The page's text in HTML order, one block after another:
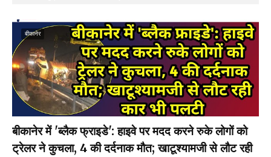
बीकानेर
बीकानेर में 'ब्लैक फ्राइडे': हाइवे पर मदद करने रुके लोगों को
ट्रेलर ने कुचला, 4 की दर्दनाक मौत; खाटूश्यामजी से लौट रही